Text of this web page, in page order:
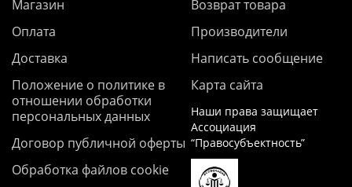
Магазин
Оплата
Доставка
Положение о политике в
отношении обработки
персональных данных
Договор публичной оферты
Обработка файлов cookie
Возврат товара
Производители
Написать сообщение
Карта сайта
Наши права защищает
Ассоциация
“Правосубъектность”